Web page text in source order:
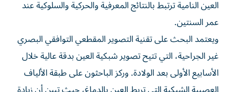
العين النامية ترتبط بالنتائج المعرفية والحركية والسلوكية عند
عمر السنتين.
ويعتمد البحث على تقنية التصوير المقطعي التوافقي البصري
غير الجراحية، التي تتيح تصوير شبكية العين بدقة عالية خلال
الأسابيع الأولى بعد الولادة. وركز الباحثون على طبقة الألياف